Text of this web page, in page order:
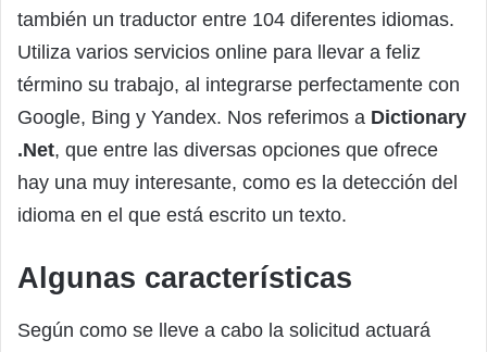
también un traductor entre 104 diferentes idiomas.
Utiliza varios servicios online para llevar a feliz
término su trabajo, al integrarse perfectamente con
Google, Bing y Yandex. Nos referimos a Dictionary
.Net, que entre las diversas opciones que ofrece
hay una muy interesante, como es la detección del
idioma en el que está escrito un texto.
Algunas características
Según como se lleve a cabo la solicitud actuará